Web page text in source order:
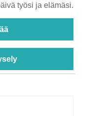
työsi ja elämäsi.